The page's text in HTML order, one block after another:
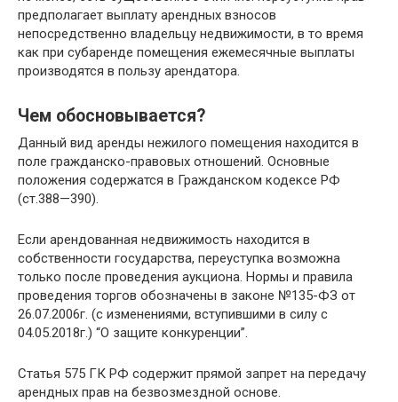
предполагает выплату арендных взносов
непосредственно владельцу недвижимости, в то время
как при субаренде помещения ежемесячные выплаты
производятся в пользу арендатора.
Чем обосновывается?
Данный вид аренды нежилого помещения находится в
поле гражданско-правовых отношений. Основные
положения содержатся в Гражданском кодексе РФ
(ст.388—390).
Если арендованная недвижимость находится в
собственности государства, переуступка возможна
только после проведения аукциона. Нормы и правила
проведения торгов обозначены в законе №135-ФЗ от
26.07.2006г. (с изменениями, вступившими в силу с
04.05.2018г.) “О защите конкуренции”.
Статья 575 ГК РФ содержит прямой запрет на передачу
арендных прав на безвозмездной основе.